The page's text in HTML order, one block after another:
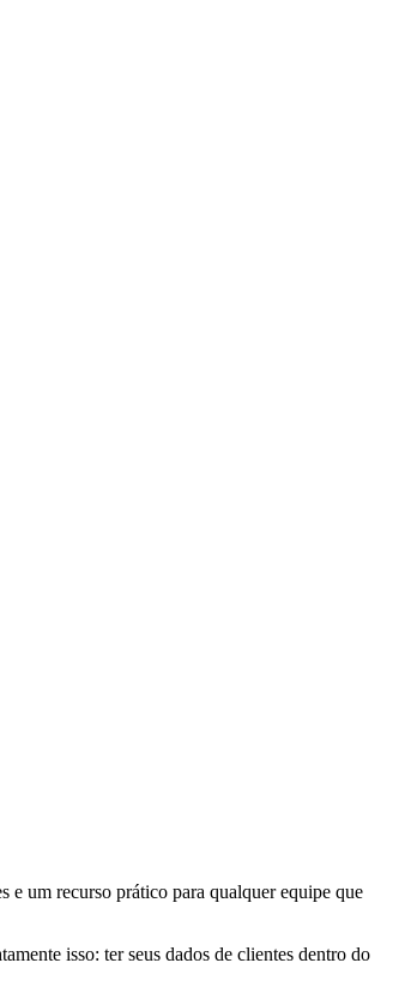
e um recurso prático para qualquer equipe que
isso: ter seus dados de clientes dentro do